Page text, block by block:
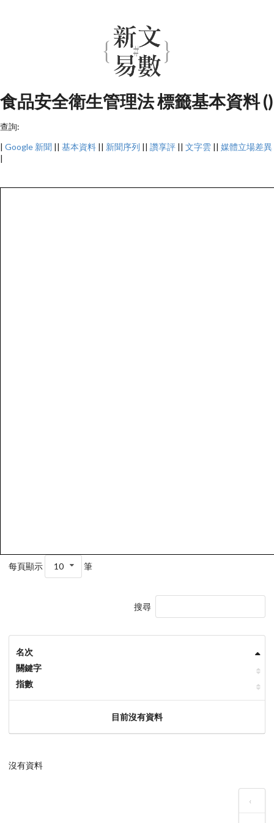
食品安全衛生管理法 標籤基本資料 ()
查詢:
| Google 新聞 || 基本資料 || 新聞序列 || 讚享評 || 文字雲 || 媒體立場差異
|
每頁顯示 10 筆
搜尋
名次
關鍵字
指數
目前沒有資料
沒有資料
‹